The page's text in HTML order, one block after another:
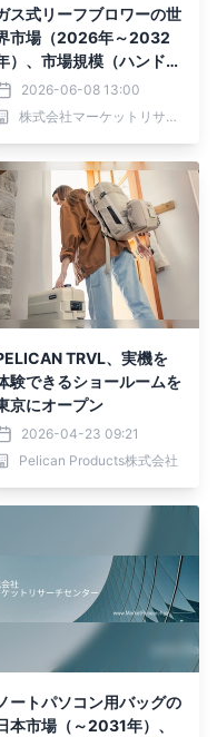
ス式リーフブロワーの世
市場（2026年～2032
）、市場規模（ハンドヘ
ド、バックパック）・分
レポートを発表
2026-06-08 13:00
株式会社マーケットリサーチセンター
TRVL、実機を
験できるショールームを
京にオープン
2026-04-23 09:21
Pelican Products株式会社
ートパソコン用バッグの
本市場（～2031年）、